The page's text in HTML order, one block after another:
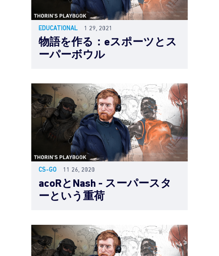
EDUCATIONAL 1 29, 2021
物語を作る：eスポーツとス
ーパーボウル
CS-GO 11 26, 2020
acoRとNash - スーパースタ
ーという重荷